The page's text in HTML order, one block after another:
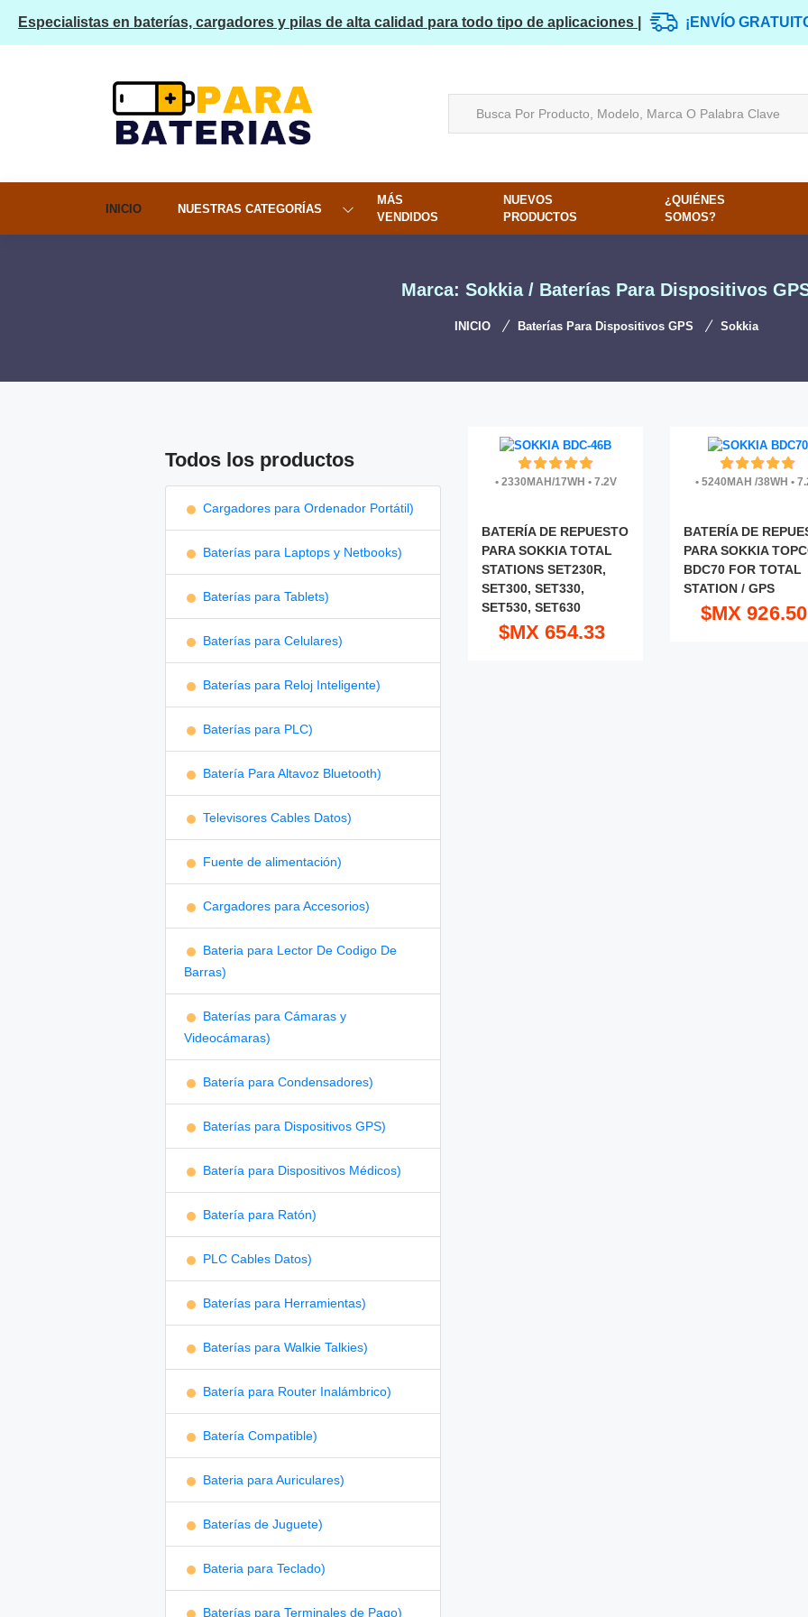
Especialistas en baterías, cargadores y pilas de alta calidad para todo tipo de aplicaciones | ¡ENVÍO
INICIO NUESTRAS CATEGORÍAS
MÁS
VENDIDOS
NUEVOS
PRODUCTOS
¿QUIÉNES
SOMOS?
Marca: Sokkia / Baterías Para Dispositivos
INICIO Baterías Para Dispositivos GPS Sokkia
Todos los productos
Cargadores para Ordenador Portátil)
Baterías para Laptops y Netbooks)
Baterías para Tablets)
Baterías para Celulares)
Baterías para Reloj Inteligente)
Baterías para PLC)
Batería Para Altavoz Bluetooth)
Televisores Cables Datos)
Fuente de alimentación)
Cargadores para Accesorios)
Bateria para Lector De Codigo De
Barras)
Baterías para Cámaras y
Videocámaras)
Batería para Condensadores)
Baterías para Dispositivos GPS)
Batería para Dispositivos Médicos)
Batería para Ratón)
PLC Cables Datos)
Baterías para Herramientas)
Baterías para Walkie Talkies)
Batería para Router Inalámbrico)
Batería Compatible)
Bateria para Auriculares)
Baterías de Juguete)
Bateria para Teclado)
Baterías para Terminales de Pago)
•2330MAH/17WH •7.2V
BATERÍA DE REPUESTO
PARA SOKKIA TOTAL
STATIONS SET230R,
SET300, SET330,
SET530, SET630
$MX 654.33
• 5240MAH /38WH •
BATERÍA DE
PARA SOKKIA
BDC70 FOR TOTAL
STATION / GPS
$MX 926.50